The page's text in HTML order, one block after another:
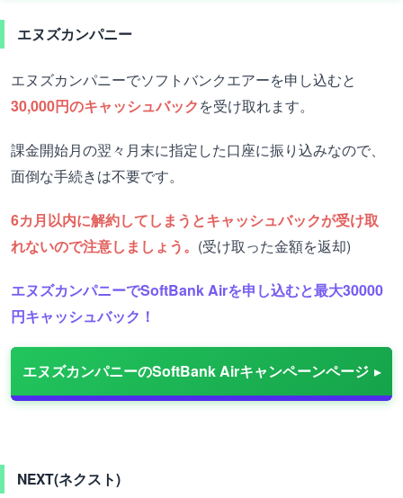
エヌズカンパニー
エヌズカンパニーでソフトバンクエアーを申し込むと
30,000円のキャッシュバックを受け取れます。
課金開始月の翌々月末に指定した口座に振り込みなので、
面倒な手続きは不要です。
6カ月以内に解約してしまうとキャッシュバックが受け取
れないので注意しましょう。 (受け取った金額を返却)
エヌズカンパニーでSoftBank Airを申し込むと最大30000
円キャッシュバック！
エヌズカンパニーのSoftBank Airキャンペーンページ
NEXT(ネクスト)